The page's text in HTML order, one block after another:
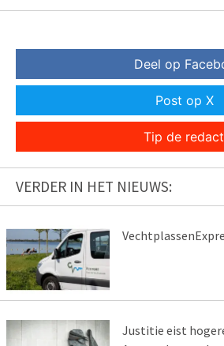
Deel op
Post op X
Tip de
VERDER IN HET NIEUWS:
Justitie eist